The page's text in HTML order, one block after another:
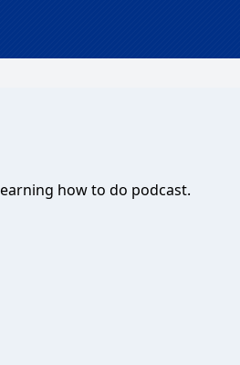
how to do podcast.